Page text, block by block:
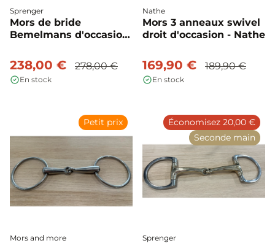
Sprenger
Mors de bride
Bemelmans d'occasion
238,00 € 278,00 €
En stock
Nathe
Mors 3 anneaux swivel
droit d'occasion - Nathe
169,90 € 189,90 €
En stock
Mors and more
Petit prix
Sprenger
Économisez 20,00 €
Seconde main